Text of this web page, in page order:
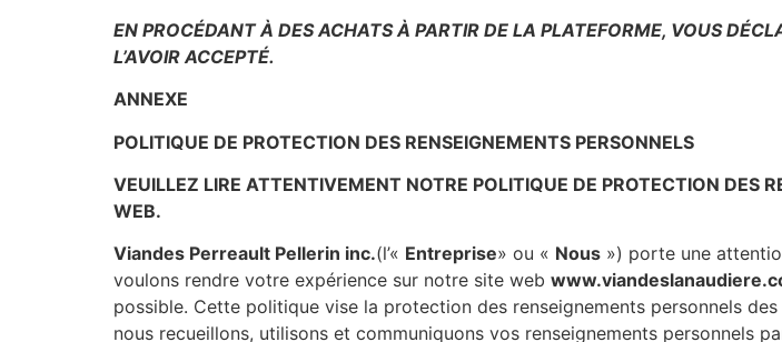
EN PROCÉDANT À DES ACHATS À PARTIR DE LA PLATEFORME, VOUS
L’AVOIR ACCEPTÉ.
ANNEXE
POLITIQUE DE PROTECTION DES RENSEIGNEMENTS PERSONNELS
VEUILLEZ LIRE ATTENTIVEMENT NOTRE POLITIQUE DE PROTECTION DES
WEB.
Viandes Perreault Pellerin inc.(l’« Entreprise» ou « Nous ») porte une
voulons rendre votre expérience sur notre site web
possible. Cette politique vise la protection des renseignements personnels
nous recueillons, utilisons et communiquons vos renseignements personnels